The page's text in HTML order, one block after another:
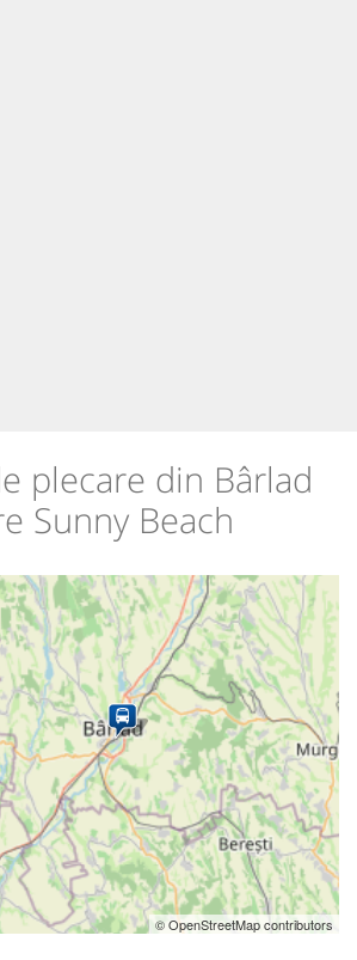
plecare din Bârlad
Sunny Beach
© OpenStreetMap contributors